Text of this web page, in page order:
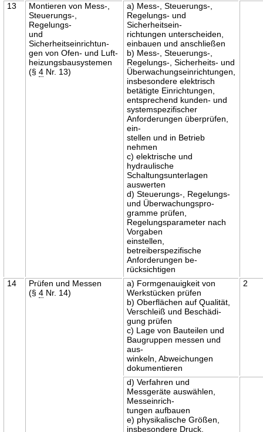
13
Montieren von Mess-,
Steuerungs-,
Regelungs-
und
Sicherheitseinrichtun-
gen von Ofen- und Luft-
heizungsbausystemen
(§4 Nr. 13)
a) Mess-, Steuerungs-,
Regelungs- und
Sicherheitsein-
richtungen unterscheiden,
einbauen und anschließen
b) Mess-, Steuerungs-,
Regelungs-, Sicherheits- und
Überwachungseinrichtungen,
insbesondere elektrisch
betätigte Einrichtungen,
entsprechend kunden- und
systemspezifischer
Anforderungen überprüfen,
ein-
stellen und in Betrieb
nehmen
c) elektrische und
hydraulische
Schaltungsunterlagen
auswerten
d) Steuerungs-, Regelungs-
und Überwachungspro-
gramme prüfen,
Regelungsparameter nach
Vorgaben
einstellen,
betreiberspezifische
Anforderungen be-
rücksichtigen
14
Prüfen und Messen
(§4 Nr. 14)
a) Formgenauigkeit von
Werkstücken prüfen
b) Oberflächen auf Qualität,
Verschleiß und Beschädi-
gung prüfen
c) Lage von Bauteilen und
Baugruppen messen und
aus-
winkeln, Abweichungen
dokumentieren
2
d) Verfahren und
Messgeräte auswählen,
Messeinrich-
tungen aufbauen
e) physikalische Größen,
insbesondere Druck,